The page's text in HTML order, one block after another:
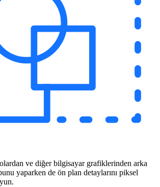
ve diğer bilgisayar grafiklerinden arka
yaparken de ön plan detaylarını piksel